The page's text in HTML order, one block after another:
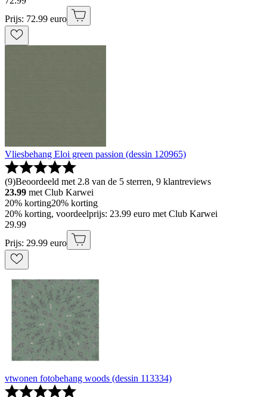
Prijs: 72.99 euro
Vliesbehang Eloi green passion (dessin 120965)
(9)Beoordeeld met 2.8 van de 5 sterren, 9 klantreviews
23.99 met Club Karwei
20% korting20% korting
20% korting, voordeelprijs: 23.99 euro met Club Karwei
29.99
Prijs: 29.99 euro
vtwonen fotobehang woods (dessin 113334)